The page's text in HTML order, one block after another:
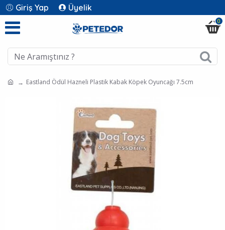
Giriş Yap Üyelik
0
Eastland Ödül Hazneli Plastik Kabak Köpek Oyuncağı 7.5cm